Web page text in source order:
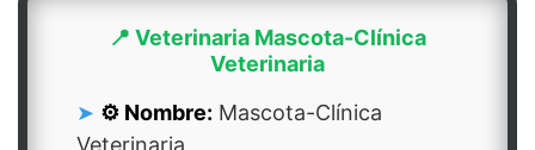
📍 Veterinaria Mascota-Clínica
Veterinaria
⚙️ Nombre: Mascota-Clínica
Veterinaria